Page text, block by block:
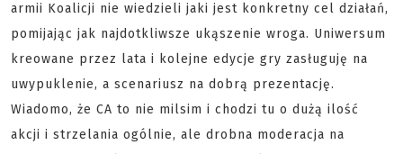
armii Koalicji nie wiedzieli jaki jest konkretny cel działań,
pomijając jak najdotkliwsze ukąszenie wroga. Uniwersum
kreowane przez lata i kolejne edycje gry zasługuję na
uwypuklenie, a scenariusz na dobrą prezentację.
Wiadomo, że CA to nie milsim i chodzi tu o dużą ilość
akcji i strzelania ogólnie, ale drobna moderacja na